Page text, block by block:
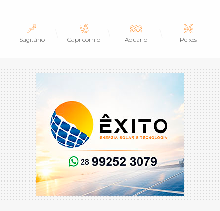
Sagitário Capricórnio Aquário Peixes